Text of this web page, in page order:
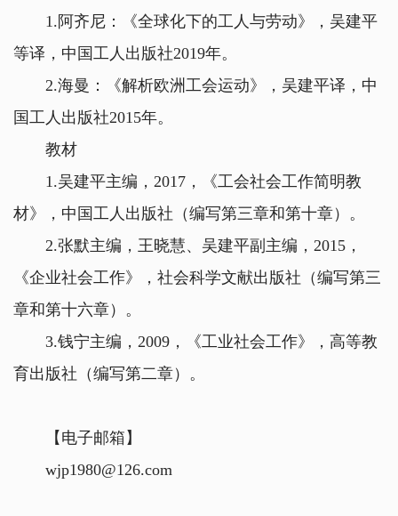
1.阿齐尼：《全球化下的工人与劳动》，吴建平
等译，中国工人出版社2019年。
2.海曼：《解析欧洲工会运动》，吴建平译，中
国工人出版社2015年。
教材
1.吴建平主编，2017，《工会社会工作简明教
材》，中国工人出版社（编写第三章和第十章）。
2.张默主编，王晓慧、吴建平副主编，2015，
《企业社会工作》，社会科学文献出版社（编写第三
章和第十六章）。
3.钱宁主编，2009，《工业社会工作》，高等教
育出版社（编写第二章）。
【电子邮箱】
wjp1980@126.com